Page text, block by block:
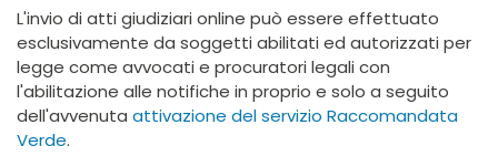
L'invio di atti giudiziari online può essere effettuato
esclusivamente da soggetti abilitati ed autorizzati per
legge come avvocati e procuratori legali con
l'abilitazione alle notifiche in proprio e solo a seguito
dell'avvenuta attivazione del servizio Raccomandata
Verde.